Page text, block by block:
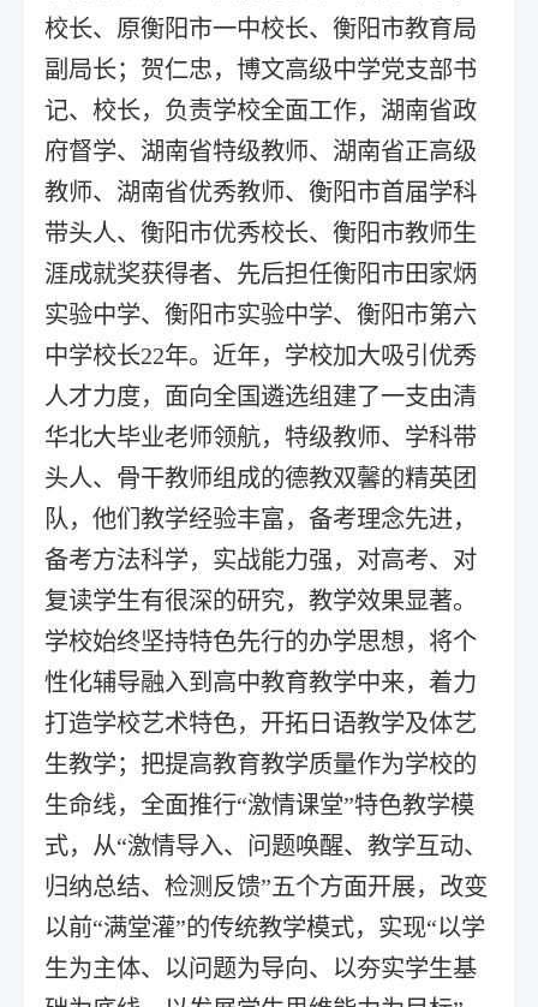
校长、原衡阳市一中校长、衡阳市教育局
副局长；贺仁忠，博文高级中学党支部书
记、校长，负责学校全面工作，湖南省政
府督学、湖南省特级教师、湖南省正高级
教师、湖南省优秀教师、衡阳市首届学科
带头人、衡阳市优秀校长、衡阳市教师生
涯成就奖获得者、先后担任衡阳市田家炳
实验中学、衡阳市实验中学、衡阳市第六
中学校长22年。近年，学校加大吸引优秀
人才力度，面向全国遴选组建了一支由清
华北大毕业老师领航，特级教师、学科带
头人、骨干教师组成的德教双馨的精英团
队，他们教学经验丰富，备考理念先进，
备考方法科学，实战能力强，对高考、对
复读学生有很深的研究，教学效果显著。
学校始终坚持特色先行的办学思想，将个
性化辅导融入到高中教育教学中来，着力
打造学校艺术特色，开拓日语教学及体艺
生教学；把提高教育教学质量作为学校的
生命线，全面推行“激情课堂”特色教学模
式，从“激情导入、问题唤醒、教学互动、
归纳总结、检测反馈”五个方面开展，改变
以前“满堂灌”的传统教学模式，实现“以学
生为主体、以问题为导向、以夯实学生基